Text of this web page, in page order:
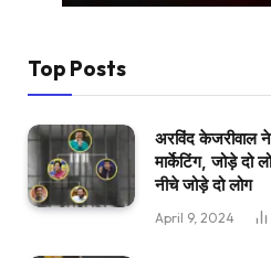
Top Posts
अरविंद केजरीवाल
मार्केटिंग, जोड़े दो
नीचे जोड़े दो लोग
April 9, 2024